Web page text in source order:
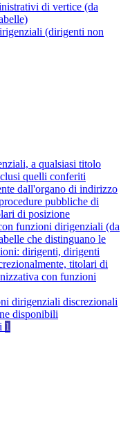
di vertice (da
(dirigenti non
a qualsiasi titolo
quelli conferiti
dall'organo di indirizzo
pubbliche di
di posizione
funzioni dirigenziali (da
che distinguano le
dirigenti, dirigenti
titolari di
con funzioni
dirigenziali discrezionali
disponibili
1